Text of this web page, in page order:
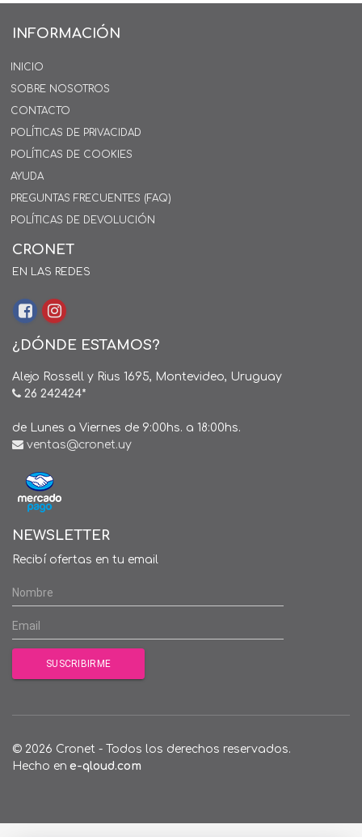
INFORMACIÓN
INICIO
SOBRE NOSOTROS
CONTACTO
POLÍTICAS DE PRIVACIDAD
POLÍTICAS DE COOKIES
AYUDA
PREGUNTAS FRECUENTES (FAQ)
POLÍTICAS DE DEVOLUCIÓN
CRONET
EN LAS REDES
¿DÓNDE ESTAMOS?
Alejo Rossell y Rius 1695, Montevideo, Uruguay
26 242424*
de Lunes a Viernes de 9:00hs. a 18:00hs.
ventas@cronet.uy
NEWSLETTER
Recibí ofertas en tu email
© 2026 Cronet - Todos los derechos reservados.
Hecho en e-qloud.com